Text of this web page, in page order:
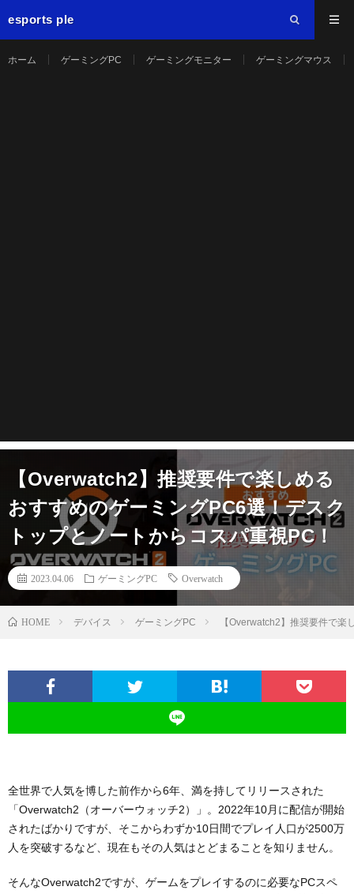
esports ple
ホーム ゲーミングPC ゲーミングモニター ゲーミングマウス
【Overwatch2】推奨要件で楽しめる
おすすめのゲーミングPC6選！デスク
トップとノートからコスパ重視PC！
2023.04.06 ゲーミングPC Overwatch
HOME デバイス ゲーミングPC 【Overwatch2】推奨要件で
全世界で人気を博した前作から6年、満を持してリリースされた
「Overwatch2（オーバーウォッチ2）」。2022年10月に配信が開始
されたばかりですが、そこからわずか10日間でプレイ人口が2500万
人を突破するなど、現在もその人気はとどまることを知りません。
そんなOverwatch2ですが、ゲームをプレイするのに必要なPCスペ